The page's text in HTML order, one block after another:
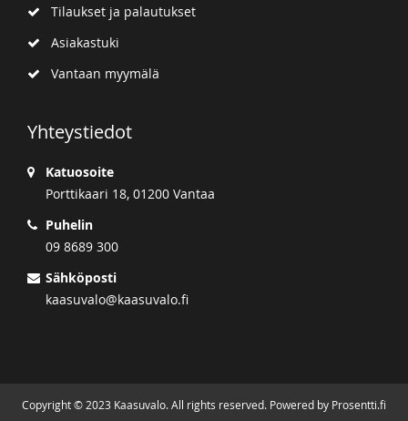
Tilaukset ja palautukset
Asiakastuki
Vantaan myymälä
Yhteystiedot
Katuosoite
Porttikaari 18, 01200 Vantaa
Puhelin
09 8689 300
Sähköposti
kaasuvalo@kaasuvalo.fi
Copyright © 2023 Kaasuvalo. All rights reserved. Powered by Prosentti.fi